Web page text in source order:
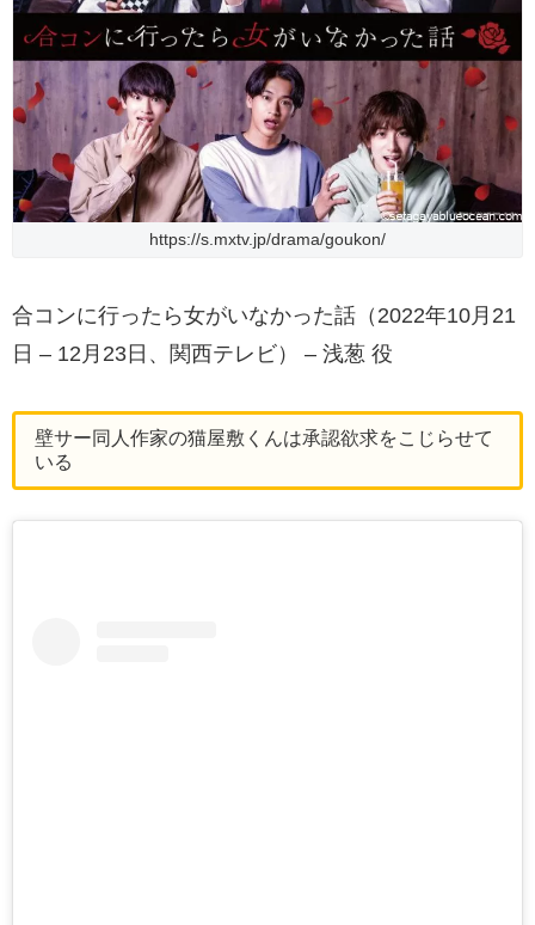
https://s.mxtv.jp/drama/goukon/
合コンに行ったら女がいなかった話（2022年10月21
日 – 12月23日、関西テレビ） – 浅葱 役
壁サー同人作家の猫屋敷くんは承認欲求をこじらせて
いる